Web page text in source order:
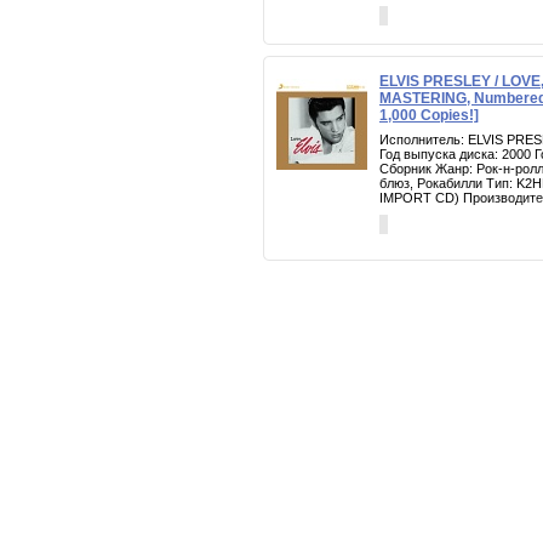
ELVIS PRESLEY /
MASTERING,
1,000 Copies!]
Исполнитель: ELVIS
Год выпуска диска: 2000
Сборник Жанр: Рок-н-
блюз, Рокабилли Тип:
IMPORT CD)